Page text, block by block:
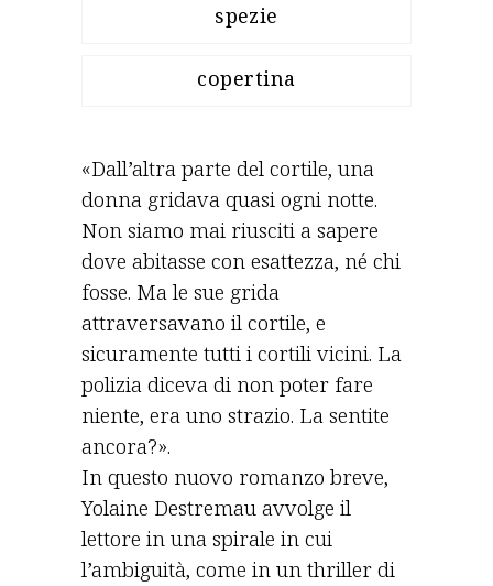
spezie
copertina
«Dall’altra parte del cortile, una
donna gridava quasi ogni notte.
Non siamo mai riusciti a sapere
dove abitasse con esattezza, né chi
fosse. Ma le sue grida
attraversavano il cortile, e
sicuramente tutti i cortili vicini. La
polizia diceva di non poter fare
niente, era uno strazio. La sentite
ancora?».
In questo nuovo romanzo breve,
Yolaine Destremau avvolge il
lettore in una spirale in cui
l’ambiguità, come in un thriller di